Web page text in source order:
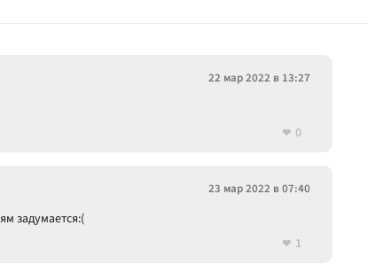
22 мар 2022 в 13:27
0
23 мар 2022 в 07:40
задумается:(
1